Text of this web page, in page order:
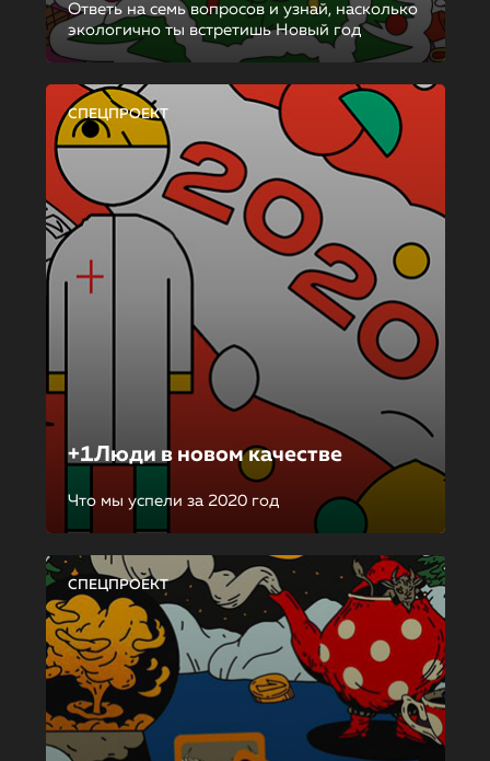
Ответь на семь вопросов и узнай, насколько
экологично ты встретишь Новый год
СПЕЦПРОЕКТ
+1Люди в новом качестве
Что мы успели за 2020 год
СПЕЦПРОЕКТ